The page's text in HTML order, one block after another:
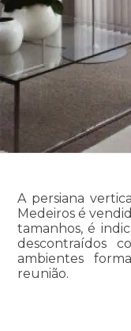
A persiana
Medeiros é
tamanhos, é
descontraídos
ambientes
reunião.